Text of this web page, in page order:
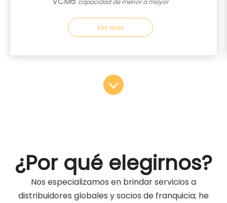
capacidad de menor a mayor
Ver más
¿Por qué elegirnos?
Nos especializamos en brindar servicios a
distribuidores globales y socios de franquicia; he